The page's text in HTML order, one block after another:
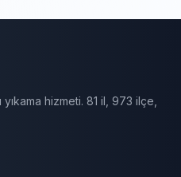
hizmeti. 81 il, 973 ilçe,